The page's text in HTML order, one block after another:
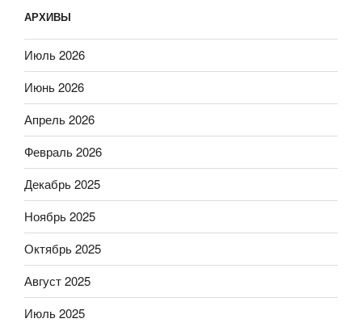
АРХИВЫ
Июль 2026
Июнь 2026
Апрель 2026
Февраль 2026
Декабрь 2025
Ноябрь 2025
Октябрь 2025
Август 2025
Июль 2025